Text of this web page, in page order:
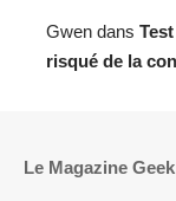
Gwen dans
risqué de la
Le Magazine